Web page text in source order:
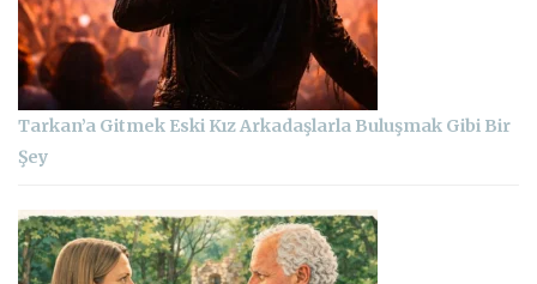
Tarkan’a Gitmek Eski Kız Arkadaşlarla Buluşmak Gibi Bir
Şey